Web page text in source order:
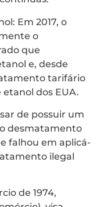
Em 2017, o
o
que
e, desde
tarifário
dos EUA.
de possuir um
desmatamento
falhou em aplicá-
ilegal
de 1974,